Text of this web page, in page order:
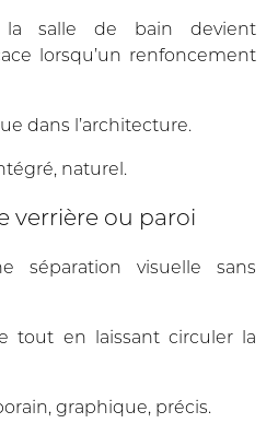
la salle de bain devient
lorsqu’un renfoncement
dans l’architecture.
naturel.
verrière ou paroi
séparation visuelle sans
tout en laissant circuler la
graphique, précis.